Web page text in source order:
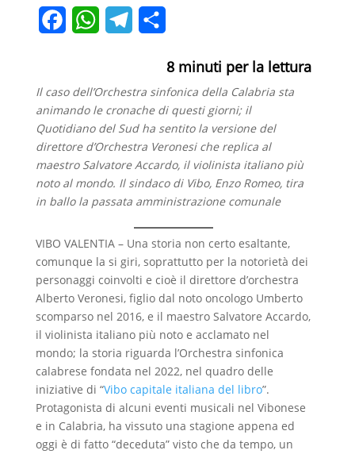
e
b
o
o
k
W
t
s
A
p
p
e
g
r
a
m
n
d
i
v
i
d
8 minuti per la lettura
Il caso dell’Orchestra sinfonica della Calabria sta
animando le cronache di questi giorni; il
Quotidiano del Sud ha sentito la versione del
direttore d’Orchestra Veronesi che replica al
maestro Salvatore Accardo, il violinista italiano più
noto al mondo. Il sindaco di Vibo, Enzo Romeo, tira
in ballo la passata amministrazione comunale
VIBO VALENTIA – Una storia non certo esaltante,
comunque la si giri, soprattutto per la notorietà dei
personaggi coinvolti e cioè il direttore d’orchestra
Alberto Veronesi, figlio dal noto oncologo Umberto
scomparso nel 2016, e il maestro Salvatore Accardo,
il violinista italiano più noto e acclamato nel
mondo; la storia riguarda l’Orchestra sinfonica
calabrese fondata nel 2022, nel quadro delle
iniziative di “Vibo capitale italiana del libro”.
Protagonista di alcuni eventi musicali nel Vibonese
e in Calabria, ha vissuto una stagione appena ed
oggi è di fatto “deceduta” visto che da tempo, un